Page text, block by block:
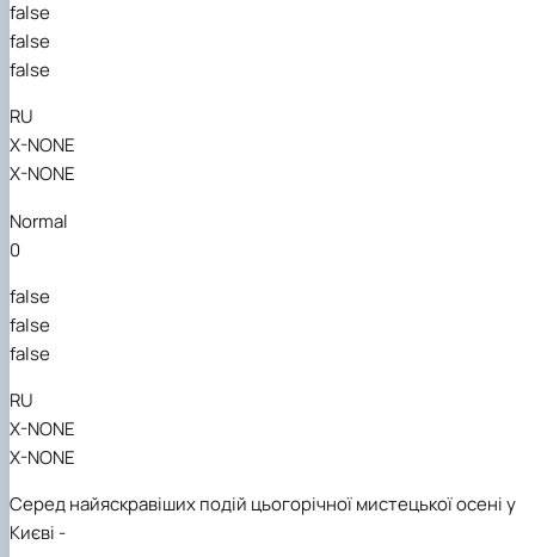
false
false
false
RU
X-NONE
X-NONE
Normal
0
false
false
false
RU
X-NONE
X-NONE
Серед найяскравіших подій цьогорічної мистецької осені у
Києві -